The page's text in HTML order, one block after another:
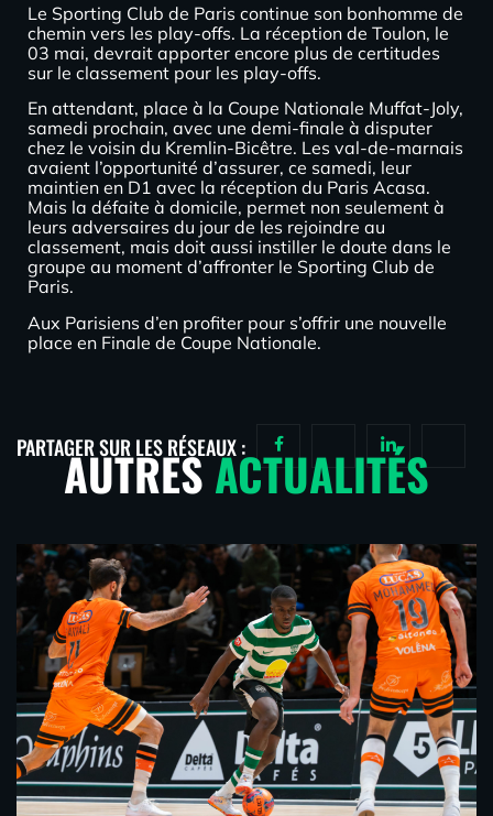
Le Sporting Club de Paris continue son bonhomme de
chemin vers les play-offs. La réception de Toulon, le
03 mai, devrait apporter encore plus de certitudes
sur le classement pour les play-offs.
En attendant, place à la Coupe Nationale Muffat-Joly,
samedi prochain, avec une demi-finale à disputer
chez le voisin du Kremlin-Bicêtre. Les val-de-marnais
avaient l’opportunité d’assurer, ce samedi, leur
maintien en D1 avec la réception du Paris Acasa.
Mais la défaite à domicile, permet non seulement à
leurs adversaires du jour de les rejoindre au
classement, mais doit aussi instiller le doute dans le
groupe au moment d’affronter le Sporting Club de
Paris.
Aux Parisiens d’en profiter pour s’offrir une nouvelle
place en Finale de Coupe Nationale.
PARTAGER SUR LES RÉSEAUX :
AUTRESACTUALITÉS